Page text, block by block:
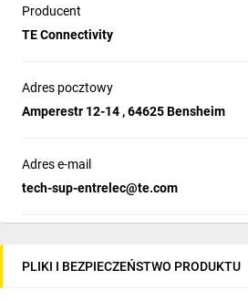
Producent
TE Connectivity
Adres pocztowy
Amperestr 12-14 , 64625 Bensheim
Adres e-mail
tech-sup-entrelec@te.com
PLIKI I BEZPIECZEŃSTWO PRODUKTU